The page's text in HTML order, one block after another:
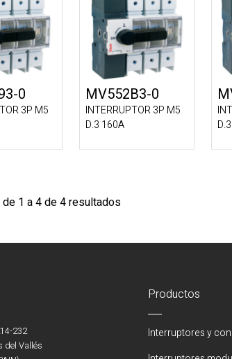
0
3P M5
MV552B3-0
INTERRUPTOR 3P M5
D.3 160A
1 a 4 de 4 resultados
232
del Vallés
Productos
Interruptores y